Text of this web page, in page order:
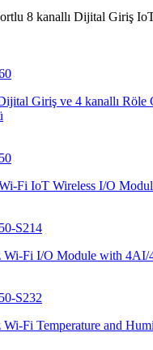
8 kanallı Dijital Giriş
Giriş ve 4 kanallı Röle
Fi IoT Wireless I/O
S214
Wi-Fi I/O Module with 4AI/
S232
Wi-Fi Temperature and